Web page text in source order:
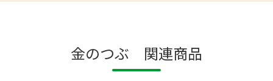
金のつぶ 関連商品